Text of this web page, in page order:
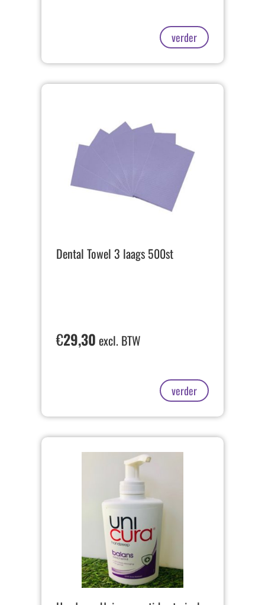
verder
Dental Towel 3 laags 500st
€29,30 excl. BTW
verder